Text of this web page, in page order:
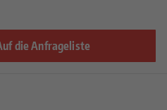
die Anfrageliste